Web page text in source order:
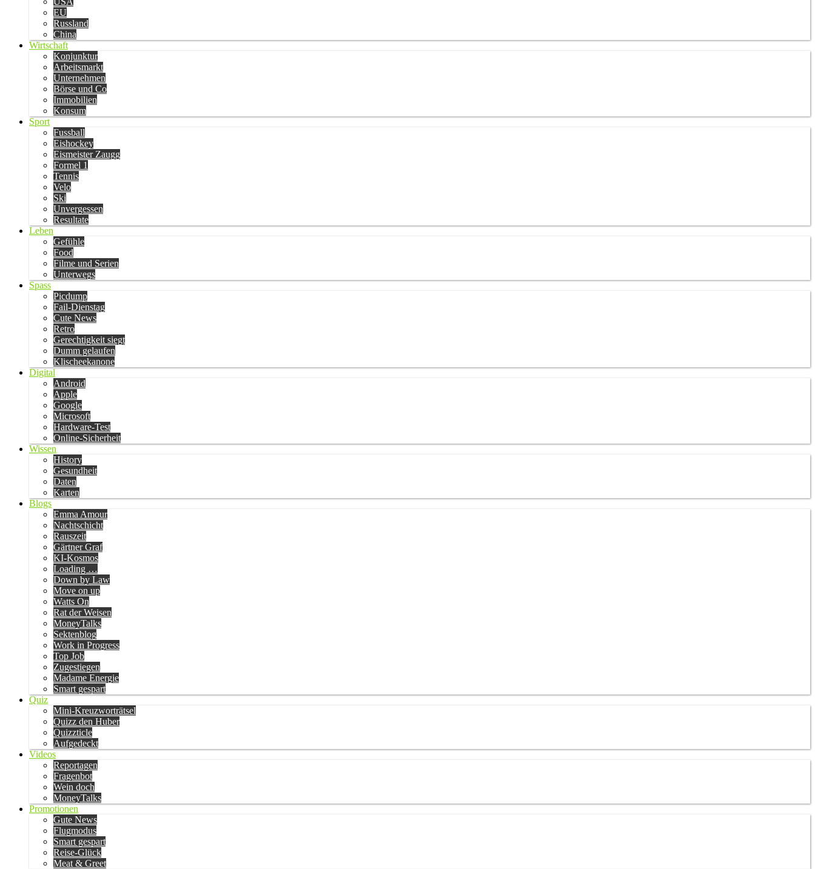
EU
Russland
China
Wirtschaft
Konjunktur
Arbeitsmarkt
Unternehmen
Börse und Co
Immobilien
Konsum
Sport
Fussball
Eishockey
Eismeister Zaugg
Formel 1
Tennis
Velo
Ski
Unvergessen
Resultate
Leben
Gefühle
Food
Filme und Serien
Unterwegs
Spass
Picdump
Fail-Dienstag
Cute News
Retro
Gerechtigkeit siegt
Dumm gelaufen
Klischeekanone
Digital
Android
Apple
Google
Microsoft
Hardware-Test
Online-Sicherheit
Wissen
History
Gesundheit
Daten
Karten
Blogs
Emma Amour
Nachtschicht
Rauszeit
Gärtner Graf
KI-Kosmos
Loading …
Down by Law
Move on up
Watts On
Rat der Weisen
MoneyTalks
Sektenblog
Work in Progress
Top Job
Zugestiegen
Madame Energie
Smart gespart
Quiz
Mini-Kreuzworträtsel
Quizz den Huber
Quizzticle
Aufgedeckt
Videos
Reportagen
Fragenbot
Wein doch
MoneyTalks
Promotionen
Gute News
Flugmodus
Smart gespart
Reise-Glück
Meat & Greet